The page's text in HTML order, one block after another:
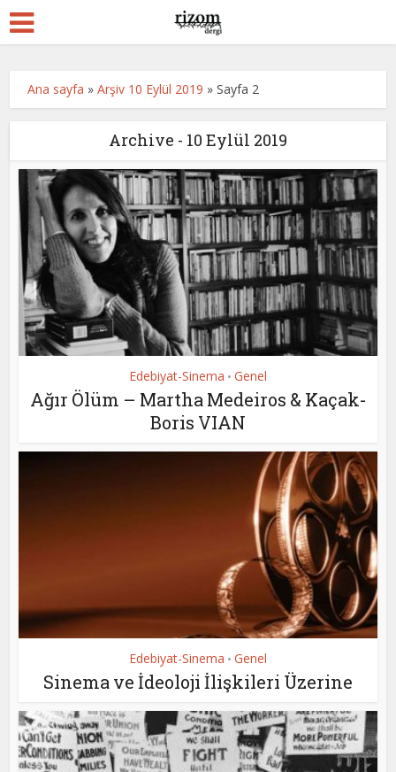
Ana sayfa »Arşiv 10 Eylül 2019 »Sayfa 2
Archive - 10 Eylül 2019
Edebiyat-Sinema • Genel
Ağır Ölüm – Martha Medeiros & Kaçak-
Boris VIAN
Edebiyat-Sinema • Genel
Sinema ve İdeoloji İlişkileri Üzerine